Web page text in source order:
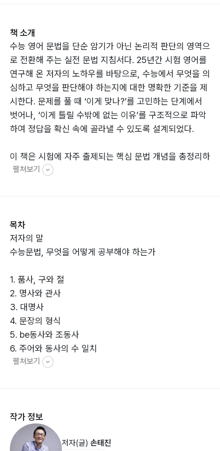
책 소개
수능 영어 문법을 단순 암기가 아닌 논리적 판단의 영역으
로 전환해 주는 실전 문법 지침서다. 25년간 시험 영어를
연구해 온 저자의 노하우를 바탕으로, 수능에서 무엇을 의
심하고 무엇을 판단해야 하는지에 대한 명확한 기준을 제
시한다. 문제를 풀 때 ‘이게 맞나?’를 고민하는 단계에서
벗어나, ‘이게 틀릴 수밖에 없는 이유’를 구조적으로 파악
하여 정답을 확신 속에 골라낼 수 있도록 설계되었다.
이 책은 시험에 자주 출제되는 핵심 문법 개념을 총정리하
고, 출제자의 함정을 논리적으로 제거하는 법을 상세히 다
가 시대에 맞춰 ‘적게 공부하고 정확하게 맞히는’ 전략적
인 학습 로드맵을 제시하여 수험생의 학습 부담을 획기적
으로 줄여 준다.
감으로 문법 문제를 풀며 불안해하는 학생들에게 확신을
심어 주는 가장 정확한 해답지가 될 것이다. 저자는 영어
가 어려운 것이 아니라 어디서부터 어떻게 공부해야 할지
모르는 학생들을 위해, 수능 문법을 관통하는 단단한 원리
를 전수한다. 개념부터 실전까지 한 권으로 마스터할 수
있는 이 책은, 수능 영어 1등급을 향한 가장 빠르고 논리
적인 길을 안내할 것이다.
펼쳐보기
목차
저자의 말
수능문법, 무엇을 어떻게 공부해야 하는가
1. 품사, 구와 절
2. 명사와 관사
3. 대명사
4. 문장의 형식
5. be동사와 조동사
6. 주어와 동사의 수 일치
7. 수동태
11. 동명사
12. 분사
13. 형용사
펼쳐보기
작가 정보
저자(글) 손태진